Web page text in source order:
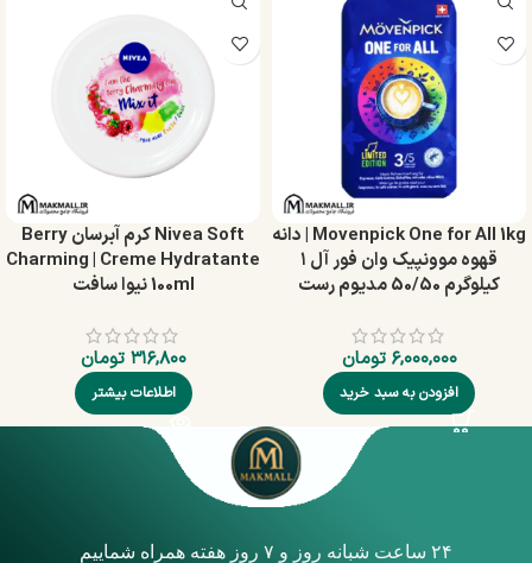
Movenpick One for All 1kg | دانه
قهوه موونپیک وان فور آل ۱
کیلوگرم 50/50 مدیوم رست
۶,۰۰۰,۰۰۰ تومان
افزودن به سبد خرید
Nivea Soft کرم آبرسان Berry
Charming | Creme Hydratante
100ml نیوا سافت
۳۱۶,۸۰۰ تومان
اطلاعات بیشتر
۲۴ ساعت شبانه روز و ۷ روز هفته همراه شماییم